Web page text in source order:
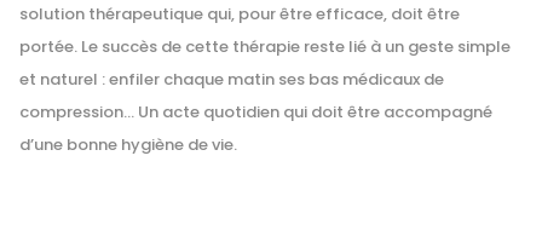
solution thérapeutique qui, pour être efficace, doit être
portée. Le succès de cette thérapie reste lié à un geste simple
et naturel : enfiler chaque matin ses bas médicaux de
compression… Un acte quotidien qui doit être accompagné
d’une bonne hygiène de vie.